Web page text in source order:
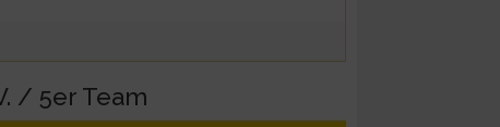
/ 5er Team